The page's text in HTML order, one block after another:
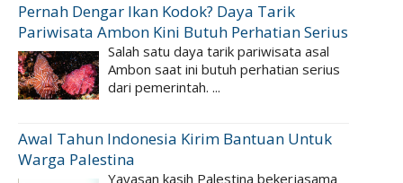
Pernah Dengar Ikan Kodok? Daya Tarik
Pariwisata Ambon Kini Butuh Perhatian Serius
Salah satu daya tarik pariwisata asal
Ambon saat ini butuh perhatian serius
dari pemerintah. ...
Awal Tahun Indonesia Kirim Bantuan Untuk
Warga Palestina
Yayasan kasih Palestina bekerjasama